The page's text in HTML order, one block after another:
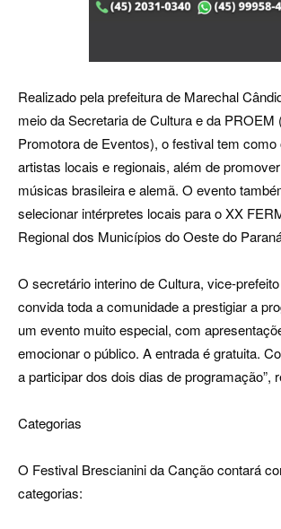
Realizado pela prefeitura de Marechal
meio da Secretaria de Cultura e da PROEM
Promotora de Eventos), o festival tem
artistas locais e regionais, além de
músicas brasileira e alemã. O evento
selecionar intérpretes locais para o XX
Regional dos Municípios do Oeste do
O secretário interino de Cultura, vice-
convida toda a comunidade a prestigiar a
um evento muito especial, com
emocionar o público. A entrada é gratuita.
a participar dos dois dias de programação”,
Categorias
O Festival Brescianini da Canção contará
categorias: